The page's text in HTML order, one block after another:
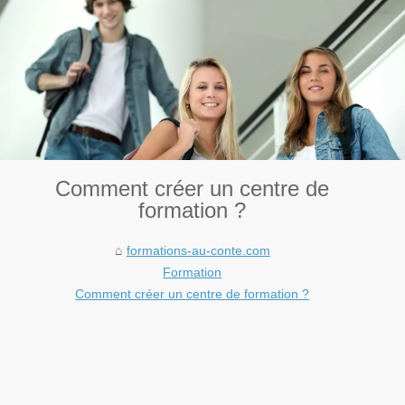
Comment créer un centre de
formation ?
formations-au-conte.com
Formation
Comment créer un centre de formation ?